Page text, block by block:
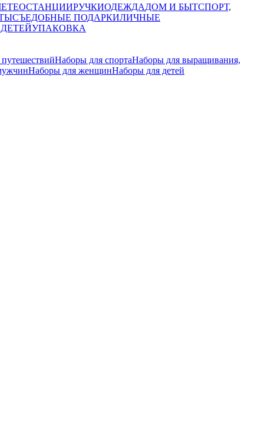
РУЧКИОДЕЖДАДОМ И БЫТСПОРТ,
СЪЕДОБНЫЕ ПОДАРКИЛИЧНЫЕ
УПАКОВКА
Наборы для спортаНаборы для выращивания,
Наборы для женщинНаборы для детей